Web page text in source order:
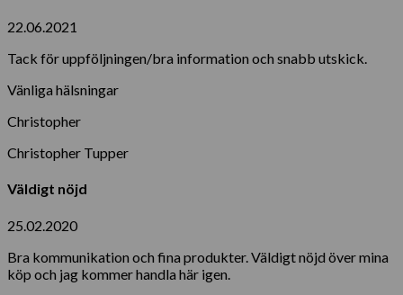
22.06.2021
Tack för uppföljningen/bra information och snabb utskick.
Vänliga hälsningar
Christopher
Christopher Tupper
Väldigt nöjd
25.02.2020
Bra kommunikation och fina produkter. Väldigt nöjd över mina
köp och jag kommer handla här igen.